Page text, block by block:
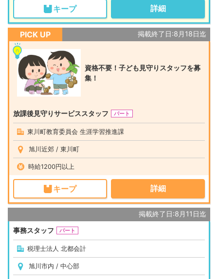
キープ 詳細
PICK UP 掲載終了日:8月18日迄
資格不要！子ども見守りスタッフを募
集！
放課後見守りサービススタッフ パート
東川町教育委員会 生涯学習推進課
旭川近郊 / 東川町
時給1200円以上
キープ 詳細
掲載終了日:8月11日迄
事務スタッフ
パート
税理士法人 北都会計
旭川市内 / 中心部